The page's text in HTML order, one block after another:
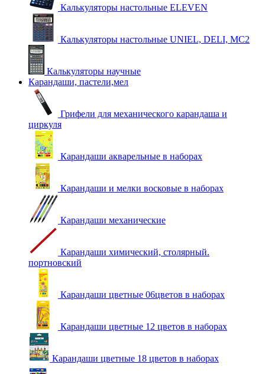
Калькуляторы настольные ELEVEN
Калькуляторы настольные UNIEL, DELI, MC2
Калькуляторы научные
Карандаши, пастели,мел
Грифели для механического карандаша и
циркуля
Карандаши акварельные в наборах
Карандаши и мелки восковые в наборах
Карандаши механические
Карандаши химический, столярный.
портновский
Карандаши цветные 06цветов в наборах
Карандаши цветные 12 цветов в наборах
Карандаши цветные 18 цветов в наборах